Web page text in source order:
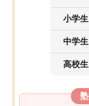
小学生
中学生
高校生